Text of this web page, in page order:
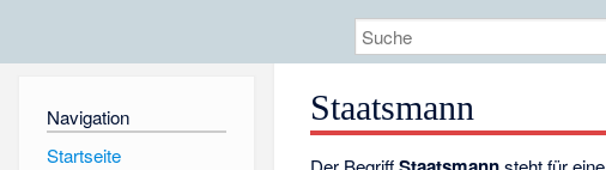
Navigation
Startseite
Staatsmann